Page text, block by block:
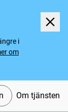
i
om
Om tjänsten